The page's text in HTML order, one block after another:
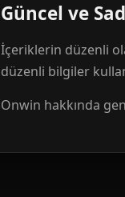
Güncel ve
İçeriklerin düzenli
düzenli bilgiler
Onwin hakkında